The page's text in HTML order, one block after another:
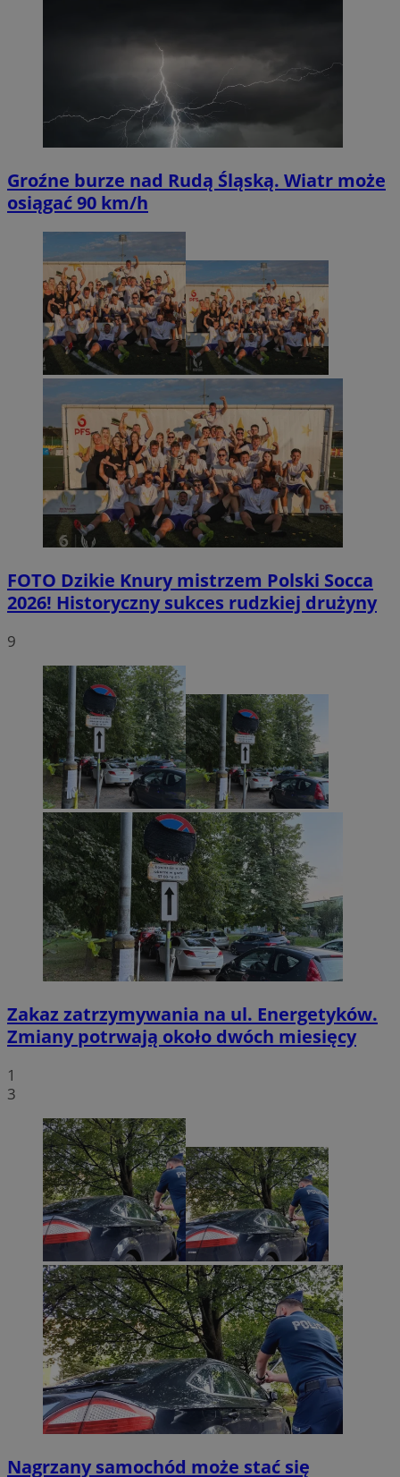
Groźne burze nad Rudą Śląską. Wiatr może
osiągać 90 km/h
FOTO Dzikie Knury mistrzem Polski Socca
2026! Historyczny sukces rudzkiej drużyny
9
Zakaz zatrzymywania na ul. Energetyków.
Zmiany potrwają około dwóch miesięcy
1
3
Nagrzany samochód może stać się